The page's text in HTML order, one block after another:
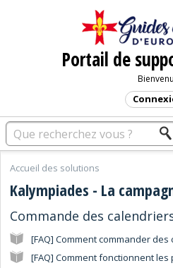
Accueil des solutions
Kalympiades - La
Commande des
[FAQ] Comment commander des